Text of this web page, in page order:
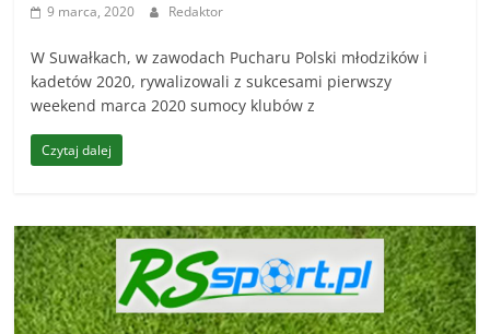
9 marca, 2020 Redaktor
W Suwałkach, w zawodach Pucharu Polski młodzików i
kadetów 2020, rywalizowali z sukcesami pierwszy
weekend marca 2020 sumocy klubów z
Czytaj dalej